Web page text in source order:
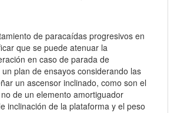
de paracaídas progresivos en
que se puede atenuar la
en caso de parada de
plan de ensayos considerando las
un ascensor inclinado, como son el
de un elemento amortiguador
inclinación de la plataforma y el peso